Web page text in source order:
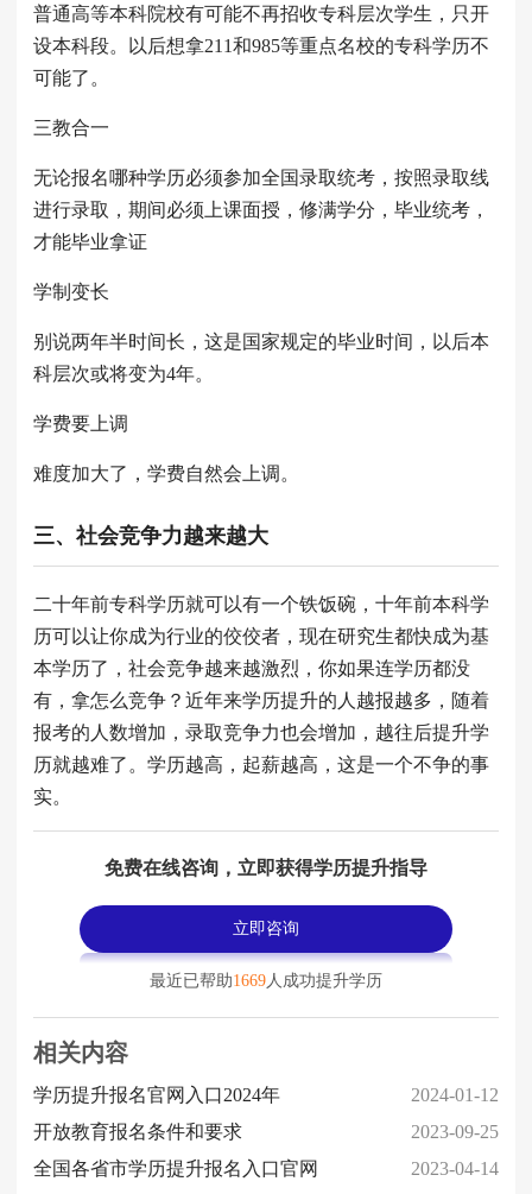
普通高等本科院校有可能不再招收专科层次学生，只开
设本科段。以后想拿211和985等重点名校的专科学历不
可能了。
三教合一
无论报名哪种学历必须参加全国录取统考，按照录取线
进行录取，期间必须上课面授，修满学分，毕业统考，
才能毕业拿证
学制变长
别说两年半时间长，这是国家规定的毕业时间，以后本
科层次或将变为4年。
学费要上调
难度加大了，学费自然会上调。
三、社会竞争力越来越大
二十年前专科学历就可以有一个铁饭碗，十年前本科学
历可以让你成为行业的佼佼者，现在研究生都快成为基
本学历了，社会竞争越来越激烈，你如果连学历都没
有，拿怎么竞争？近年来学历提升的人越报越多，随着
报考的人数增加，录取竞争力也会增加，越往后提升学
历就越难了。学历越高，起薪越高，这是一个不争的事
实。
免费在线咨询，立即获得学历提升指导
立即咨询
最近已帮助1669人成功提升学历
相关内容
学历提升报名官网入口2024年
2024-01-12
开放教育报名条件和要求
2023-09-25
全国各省市学历提升报名入口官网
2023-04-14